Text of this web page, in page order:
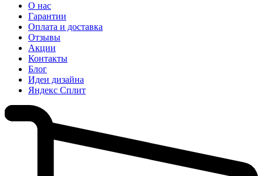
О нас
Гарантии
Оплата и доставка
Отзывы
Акции
Контакты
Блог
Идеи дизайна
Яндекс Сплит